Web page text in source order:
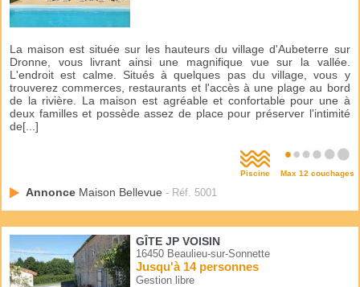
La maison est située sur les hauteurs du village d'Aubeterre sur
Dronne, vous livrant ainsi une magnifique vue sur la vallée.
L'endroit est calme. Situés à quelques pas du village, vous y
trouverez commerces, restaurants et l'accès à une plage au bord
de la rivière. La maison est agréable et confortable pour une à
deux familles et possède assez de place pour préserver l'intimité
de[...]
Piscine Max 12 couchages
Annonce Maison Bellevue - Réf. 5001
GÎTE JP VOISIN
16450 Beaulieu-sur-Sonnette
Jusqu'à 14 personnes
Gestion libre